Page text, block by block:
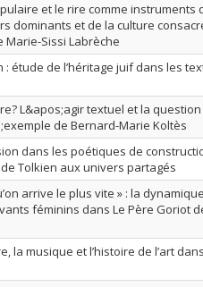
et le rire comme instruments
dominants et de la culture
Marie-Sissi Labrèche
: étude de l’héritage juif dans les
L&apos;agir textuel et la
de Bernard-Marie Koltès
dans les poétiques de
Tolkien aux univers partagés
arrive le plus vite » : la
féminins dans Le Père Goriot
la musique et l’histoire de l’art